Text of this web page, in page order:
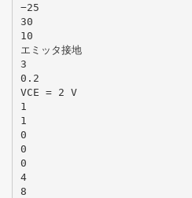
−25
30
10
エミッタ接地
3
0.2
VCE = 2 V
1
1
0
0
0
4
8